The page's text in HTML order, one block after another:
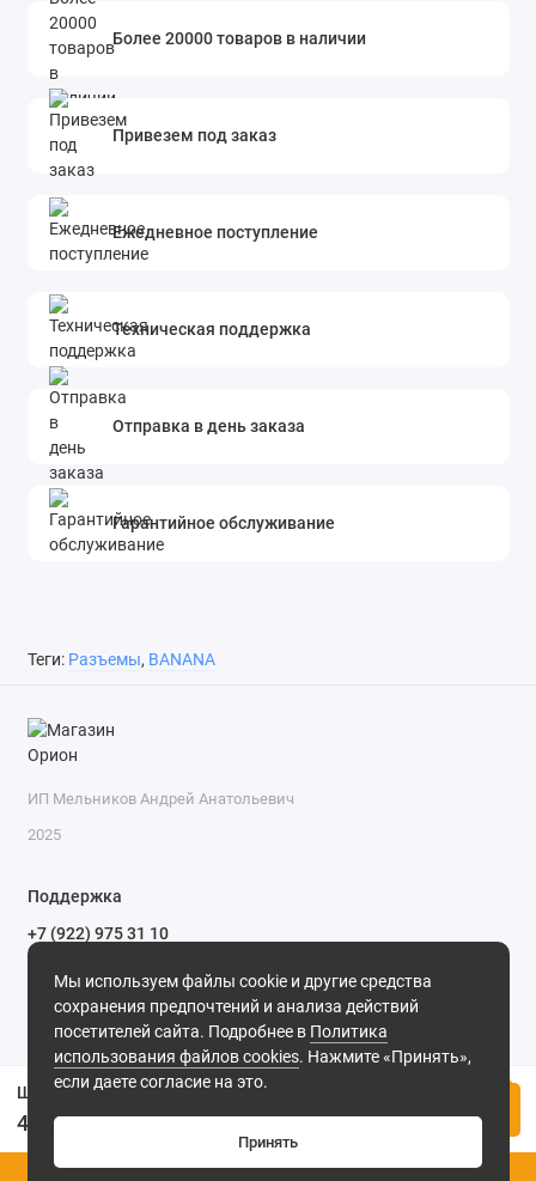
0
46.00р.
Более 20000 товаров в наличии
Привезем под заказ
Ежедневное поступление
Техническая поддержка
Отправка в день заказа
Гарантийное обслуживание
Теги: Разъемы, BANANA
Мы используем файлы cookie и другие средства
сохранения предпочтений и анализа действий
посетителей сайта. Подробнее в Политика
использования файлов cookies. Нажмите «Принять»,
если даете согласие на это.
Принять
ИП Мельников Андрей Анатольевич
2025
Поддержка
+7 (922) 975 31 10
+7 (909) 144 34 47
пн-пт с 9-00 до 18-00 часов,
сб с 10-00 до 15-00 часов,
вс выходной
(MSK, UTC+3)